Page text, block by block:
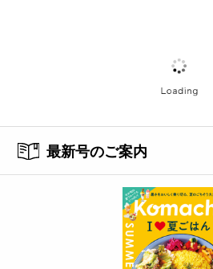
最新号のご案内